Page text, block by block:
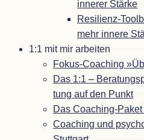
inne­rer Stärke
Resi­­li­enz-
mehr innere
1:1 mit mir arbeiten
Fokus-Coa­ching
Das 1:1 –
tung auf den Punkt
Das Coa­ching-Paket
Coa­ching und